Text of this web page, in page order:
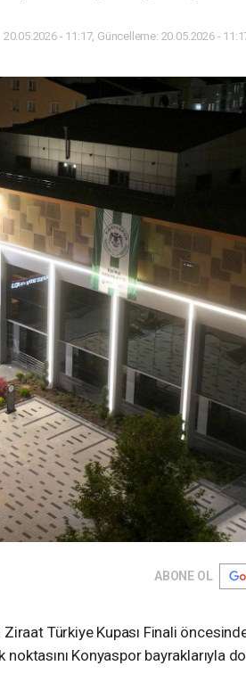
20.05.2026 - 11:17, Güncelleme: 20.05.2026 -
ABONE OL
Türkiye Kupası Finali öncesinde
Konyaspor bayraklarıyla